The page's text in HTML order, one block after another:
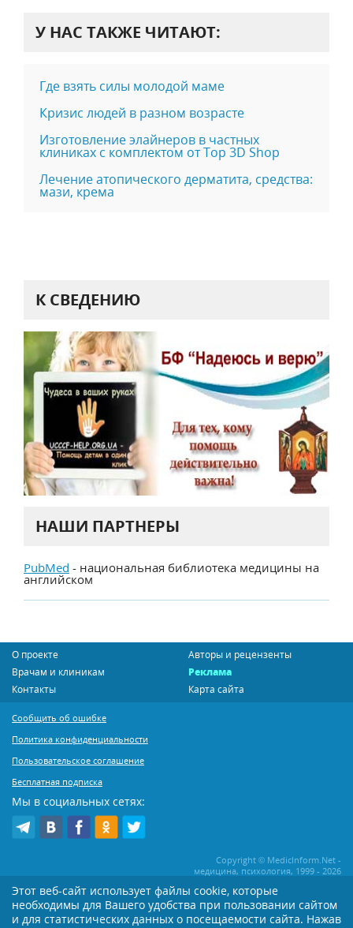
У НАС ТАКЖЕ ЧИТАЮТ:
Где взять силы молодой маме
Кризис людей в разном возрасте
Изготовление элайнеров в частных
клиниках с комплектом от Top 3D Shop
Лечение атопического дерматита, средства:
мази, крема
К СВЕДЕНИЮ
НАШИ ПАРТНЕРЫ
PubMed - национальная библиотека медицины на
английском
О проекте
Авторы и рецензенты
Врачам и клиникам
Реклама
Контакты
Карта сайта
Сообщить об ошибке
Политика конфиденциальности
Пользовательское соглашение
Бесплатная подписка
Мы в социальных сетях:
Copyright © MedicInform.Net -
медицина, психология, 1999 - 2026
Копирование или иное распространение статей нашего сайта строго
воспрещается. Копирование раздела "Новости" допускается при наличии
Этот веб-сайт использует файлы cookie, которые
необходимы для Вашего удобства при пользовании сайтом
и для статистических данных о посещаемости сайта. Нажав